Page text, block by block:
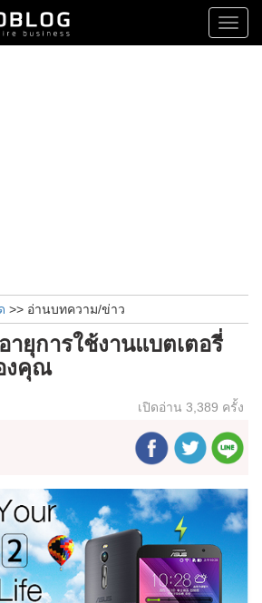
>> อ่านบทความ/ข่าว
ายุการใช้งานแบตเตอรี่
งคุณ
เปิดอ่าน 3,389 ครั้ง